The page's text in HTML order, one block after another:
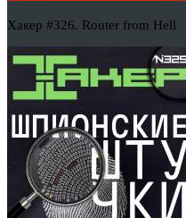
Хакер #326. Router from Hell